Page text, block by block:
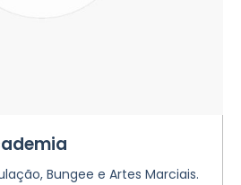
Bungee e Artes Marciais.